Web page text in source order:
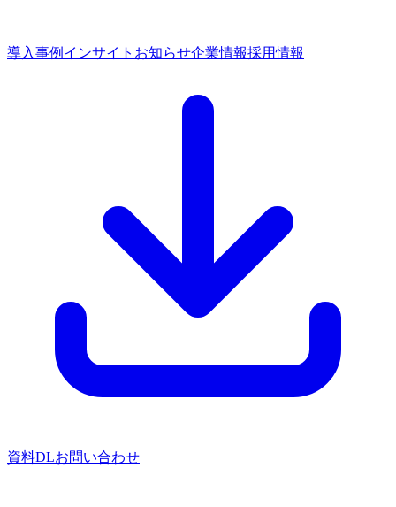
導入事例 インサイト お知らせ企業情報採用情報
資料DLお問い合わせ